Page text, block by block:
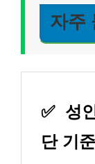
자주
✅ 성
단 기